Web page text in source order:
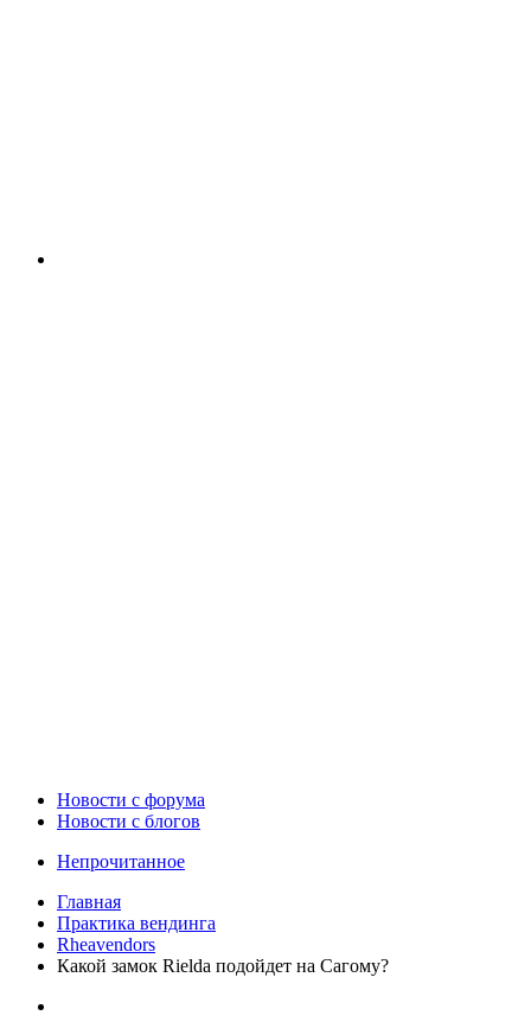
Новости c форума
Новости с блогов
Непрочитанное
Главная
Практика вендинга
Rheavendors
Какой замок Rielda подойдет на Сагому?